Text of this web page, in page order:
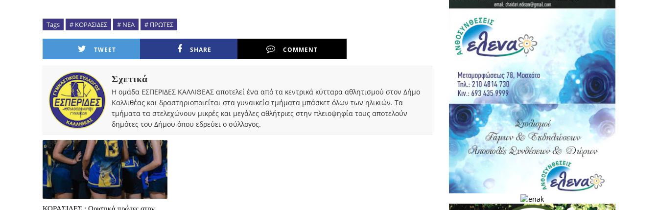
Tags # ΚΟΡΑΣΙΔΕΣ # ΝΕΑ # ΠΡΩΤΕΣ
TWEET SHARE COMMENT
Σχετικά
Η ομάδα ΕΣΠΕΡΙΔΕΣ ΚΑΛΛΙΘΕΑΣ αποτελεί ένα από τα κεντρικά κύτταρα αθλητισμού στον Δήμο
Καλλιθέας και δραστηριοποιείται στα γυναικεία τμήματα μπάσκετ όλων των ηλικιών. Τα
τμήματα τα στελεχώνουν μικρές και μεγάλες αθλήτριες στην πλειοψηφία τους αποτελούν
δημότες του Δήμου όπου εδρεύει ο σύλλογος.